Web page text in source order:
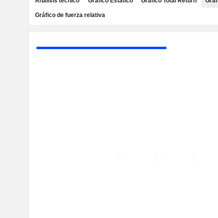
Gráfico de fuerza relativa